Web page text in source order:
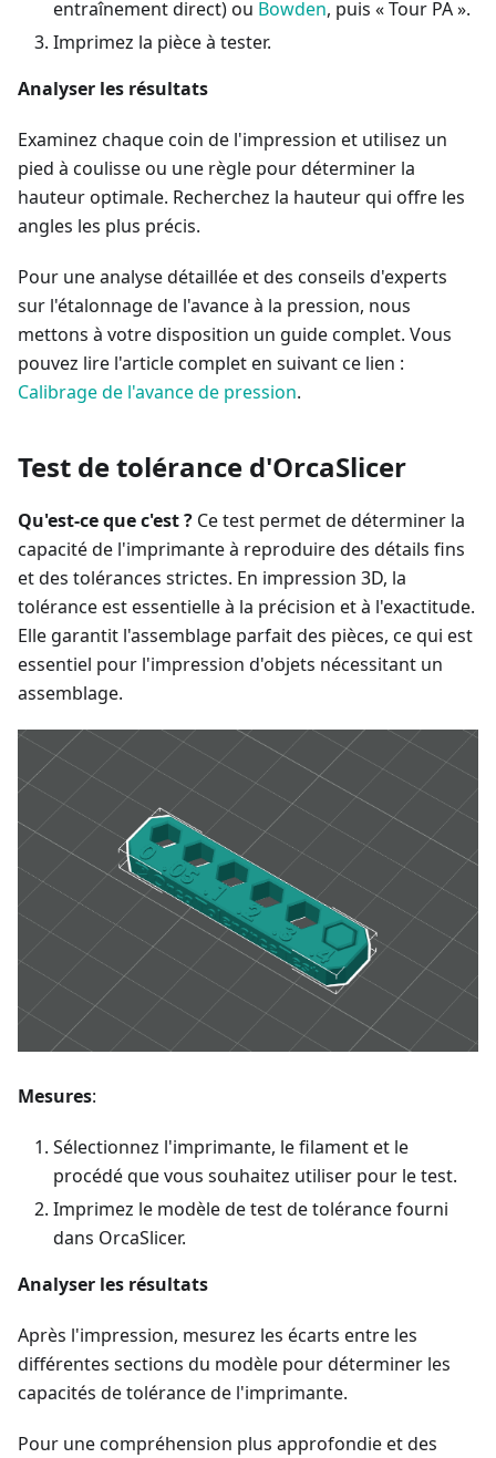
entraînement direct) ou Bowden, puis « Tour PA ».
Imprimez la pièce à tester.
Analyser les résultats
Examinez chaque coin de l'impression et utilisez un
pied à coulisse ou une règle pour déterminer la
hauteur optimale. Recherchez la hauteur qui offre les
angles les plus précis.
Pour une analyse détaillée et des conseils d'experts
sur l'étalonnage de l'avance à la pression, nous
mettons à votre disposition un guide complet. Vous
pouvez lire l'article complet en suivant ce lien :
Calibrage de l'avance de pression.
Test de tolérance d'OrcaSlicer
Qu'est-ce que c'est ? Ce test permet de déterminer la
capacité de l'imprimante à reproduire des détails fins
et des tolérances strictes. En impression 3D, la
tolérance est essentielle à la précision et à l'exactitude.
Elle garantit l'assemblage parfait des pièces, ce qui est
essentiel pour l'impression d'objets nécessitant un
assemblage.
Mesures:
Sélectionnez l'imprimante, le filament et le
procédé que vous souhaitez utiliser pour le test.
Imprimez le modèle de test de tolérance fourni
dans OrcaSlicer.
Analyser les résultats
Après l'impression, mesurez les écarts entre les
différentes sections du modèle pour déterminer les
capacités de tolérance de l'imprimante.
Pour une compréhension plus approfondie et des